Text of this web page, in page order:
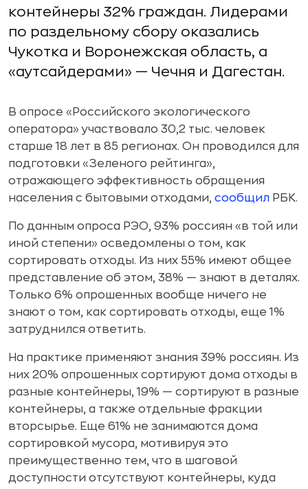
контейнеры 32% граждан. Лидерами
по раздельному сбору оказались
Чукотка и Воронежская область, а
«аутсайдерами» — Чечня и Дагестан.
В опросе «Российского экологического
оператора» участвовало 30,2 тыс. человек
старше 18 лет в 85 регионах. Он проводился для
подготовки «Зеленого рейтинга»,
отражающего эффективность обращения
населения с бытовыми отходами, сообщил РБК.
По данным опроса РЭО, 93% россиян «в той или
иной степени» осведомлены о том, как
сортировать отходы. Из них 55% имеют общее
представление об этом, 38% — знают в деталях.
Только 6% опрошенных вообще ничего не
знают о том, как сортировать отходы, еще 1%
затруднился ответить.
На практике применяют знания 39% россиян. Из
них 20% опрошенных сортируют дома отходы в
разные контейнеры, 19% — сортируют в разные
контейнеры, а также отдельные фракции
вторсырье. Еще 61% не занимаются дома
сортировкой мусора, мотивируя это
преимущественно тем, что в шаговой
доступности отсутствуют контейнеры, куда